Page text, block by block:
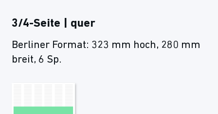
3/4-Seite | quer
Berliner Format: 323 mm hoch, 280 mm
breit, 6 Sp.